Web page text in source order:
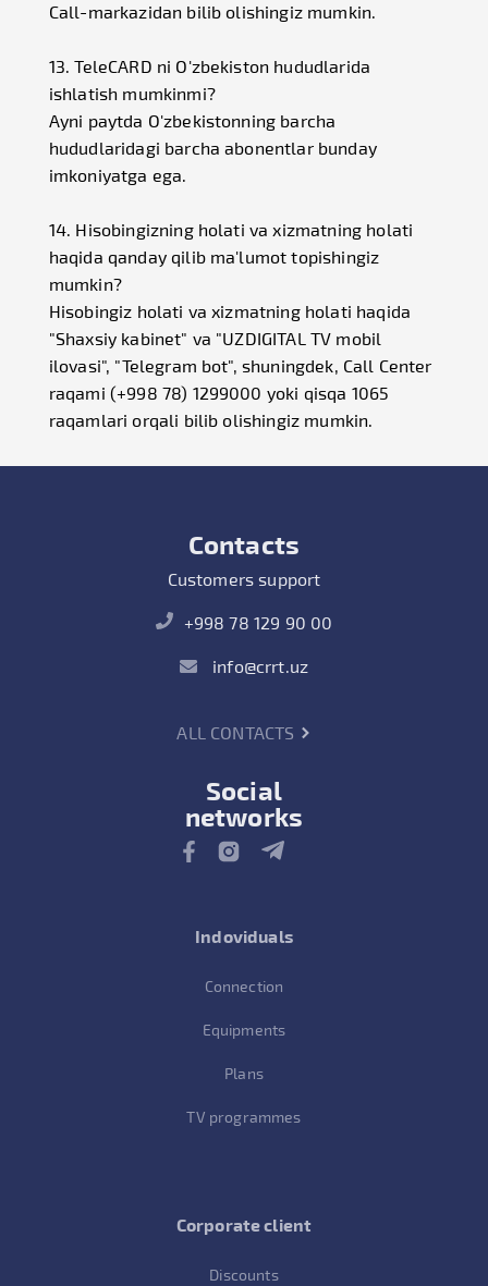
Call-markazidan bilib olishingiz mumkin.
13. TeleCARD ni O'zbekiston hududlarida
ishlatish mumkinmi?
Ayni paytda O'zbekistonning barcha
hududlaridagi barcha abonentlar bunday
imkoniyatga ega.
14. Hisobingizning holati va xizmatning holati
haqida qanday qilib ma'lumot topishingiz
mumkin?
Hisobingiz holati va xizmatning holati haqida
"Shaxsiy kabinet" va "UZDIGITAL TV mobil
ilovasi", "Telegram bot", shuningdek, Call Center
raqami (+998 78) 1299000 yoki qisqa 1065
raqamlari orqali bilib olishingiz mumkin.
Contacts
Customers support
+998 78 129 90 00
info@crrt.uz
ALL CONTACTS
Social
networks
Indoviduals
Connection
Equipments
Plans
TV programmes
Corporate client
Discounts